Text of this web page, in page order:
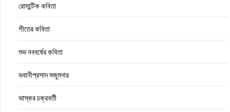
রোমান্টিক কবিতা
শীতের কবিতা
শুভ নববর্ষের কবিতা
ভবানীপ্রসাদ মজুমদার
ভাস্কর চক্রবর্তী